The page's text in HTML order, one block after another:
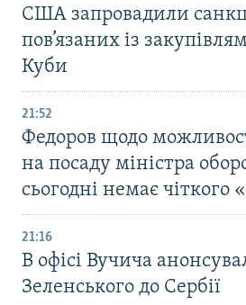
США запровадили
пов’язаних із
Куби
21:52
Федоров щодо
на посаду міністра
сьогодні немає чіткого
21:16
В офісі Вучича
Зеленського до Сербії